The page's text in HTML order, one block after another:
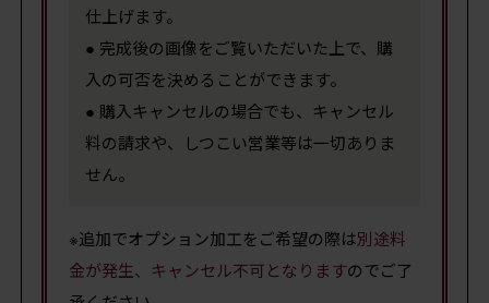
仕上げます。
● 完成後の画像をご覧いただいた上で、購
入の可否を決めることができます。
● 購入キャンセルの場合でも、キャンセル
料の請求や、しつこい営業等は一切ありま
せん。
※追加でオプション加工をご希望の際は別途料
金が発生、キャンセル不可となりますのでご了